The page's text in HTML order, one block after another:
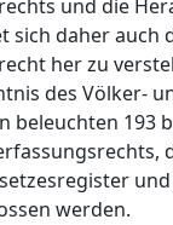
und die
sich daher auch
her zu
des Völker-
beleuchten 193
werden.